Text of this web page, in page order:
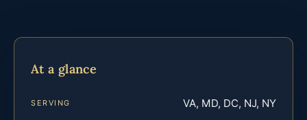
At a glance
SERVING VA, MD, DC, NJ, NY